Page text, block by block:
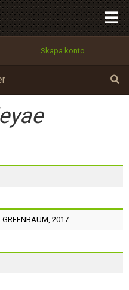
Skapa konto
GREENBAUM, 2017
konto
Tillbaka till förstasidan